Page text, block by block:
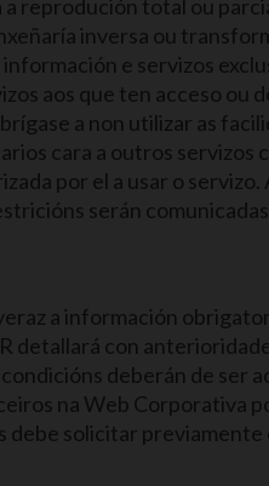
total ou
inversa ou
e servizos
aos que ten acceso ou
a non utilizar as
cara a outros servizos
por el a usar o servizo.
serán
a información
detallará con
deberán de ser
na Web Corporativa
debe solicitar